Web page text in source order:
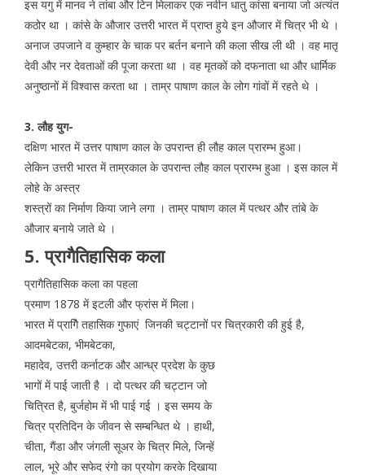
इस यगु में मानव ने तांबा और टिन मिलाकर एक नवीन धातु कांसा बनाया जो अत्यंत
कठोर था । कांसे के औजार उत्तरी भारत में प्राप्त हुये इन औजार में चित्र भी थे ।
अनाज उपजाने व कुम्हार के चाक पर बर्तन बनाने की कला सीख ली थी । वह मातृ
देवी और नर देवताओं की पूजा करता था । वह मृतकों को दफनाता था और धार्मिक
अनुष्ठानों में विश्वास करता था । ताम्र पाषाण काल के लोग गांवों में रहते थे ।
3. लौह युग-
दक्षिण भारत में उत्तर पाषाण काल के उपरान्त ही लौह काल प्रारम्भ हुआ।
लेकिन उत्तरी भारत में ताम्रकाल के उपरान्त लौह काल प्रारम्भ हुआ । इस काल में
लोहे के अस्त्र
शस्त्रों का निर्माण किया जाने लगा । ताम्र पाषाण काल में पत्थर और तांबे के
औजार बनाये जाते थे ।
5. प्रागैतिहासिक कला
प्रागैतिहासिक कला का पहला
प्रमाण 1878 में इटली और फ्रांस में मिला।
भारत में प्रागैि तहासिक गुफाएं जिनकी चट्टानों पर चित्रकारी की हुई है,
आदमबेटका, भीमबेटका,
महादेव, उत्तरी कर्नाटक और आन्ध्र प्रदेश के कुछ
भागों में पाई जाती है । दो पत्थर की चट्टान जो
चित्रित है, बुर्जहोम में भी पाई गई । इस समय के
चित्र प्रतिदिन के जीवन से सम्बन्धित थे । हाथी,
चीता, गैंडा और जंगली सूअर के चित्र मिले, जिन्हें
लाल, भूरे और सफेद रंगो का प्रयोग करके दिखाया